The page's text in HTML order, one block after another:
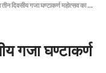
दिवसीय गजा घण्टाकर्ण महोत्सव का शुभारंभ।
गजा घण्टाकर्ण